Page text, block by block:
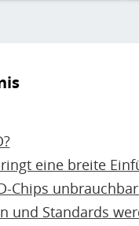
eine breite
Chips
und Standards